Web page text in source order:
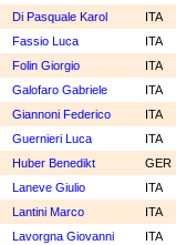
Di Pasquale Karol
ITA
Fassio Luca
ITA
Folin Giorgio
ITA
Galofaro Gabriele
ITA
Giannoni Federico
ITA
Guernieri Luca
ITA
Huber Benedikt
GER
Laneve Giulio
ITA
Lantini Marco
ITA
Lavorgna Giovanni
ITA